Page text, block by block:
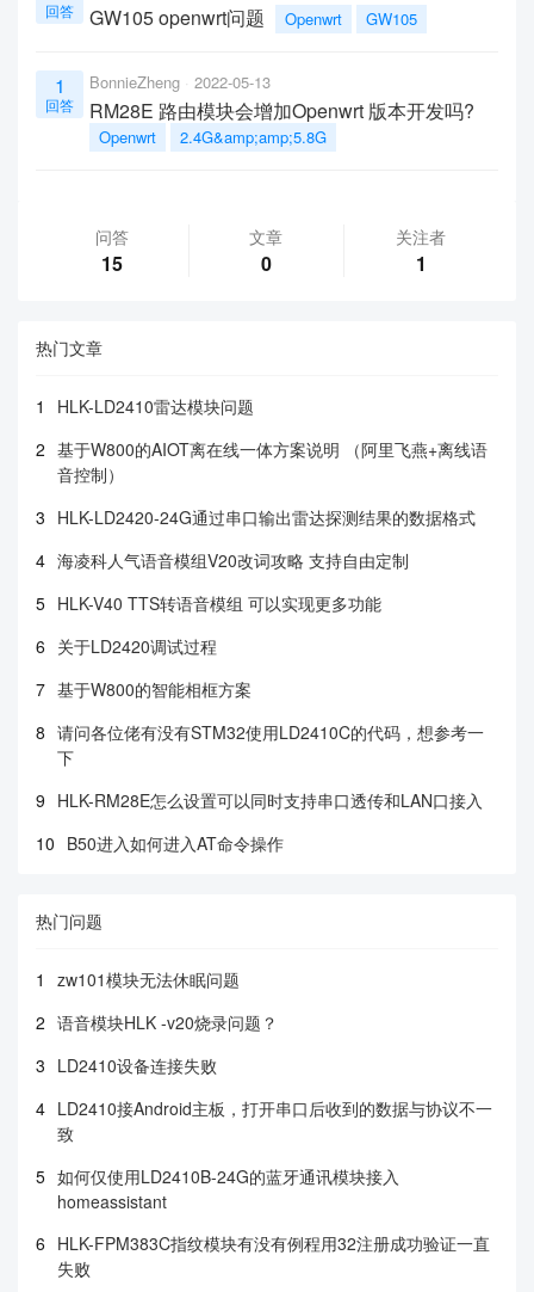
回答 GW105 openwrt问题 Openwrt GW105
1
回答
BonnieZheng 2022-05-13
RM28E 路由模块会增加Openwrt 版本开发吗?
Openwrt 2.4G&amp;amp;5.8G
问答
15
文章
0
关注者
1
热门文章
1
HLK-LD2410雷达模块问题
2 基于W800的AIOT离在线一体方案说明 （阿里飞燕+离线语
音控制）
3 HLK-LD2420-24G通过串口输出雷达探测结果的数据格式
4 海凌科人气语音模组V20改词攻略 支持自由定制
5 HLK-V40 TTS转语音模组 可以实现更多功能
6 关于LD2420调试过程
7 基于W800的智能相框方案
8 请问各位佬有没有STM32使用LD2410C的代码，想参考一
下
9 HLK-RM28E怎么设置可以同时支持串口透传和LAN口接入
10 B50进入如何进入AT命令操作
热门问题
1
zw101模块无法休眠问题
2 语音模块HLK -v20烧录问题？
3 LD2410设备连接失败
4 LD2410接Android主板，打开串口后收到的数据与协议不一
致
5 如何仅使用LD2410B-24G的蓝牙通讯模块接入
homeassistant
6 HLK-FPM383C指纹模块有没有例程用32注册成功验证一直
失败